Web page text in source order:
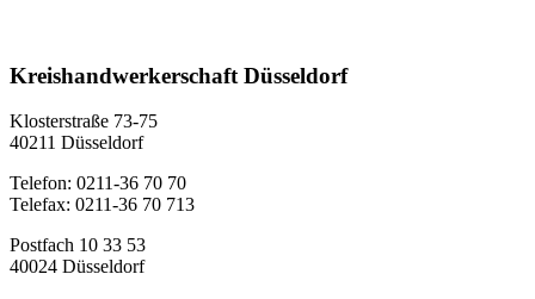
Kreishandwerkerschaft Düsseldorf
Klosterstraße 73-75
40211 Düsseldorf
Telefon: 0211-36 70 70
Telefax: 0211-36 70 713
Postfach 10 33 53
40024 Düsseldorf